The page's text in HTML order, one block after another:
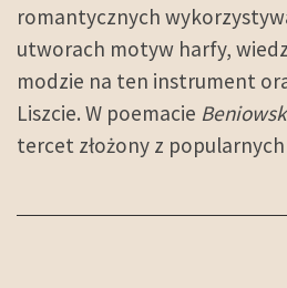
romantycznych
utworach motyw harfy,
modzie na ten instrument
Liszcie. W poemacie
tercet złożony z